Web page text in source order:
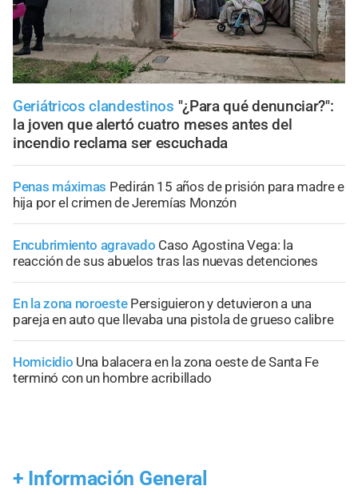
Geriátricos clandestinos "¿Para qué denunciar?":
la joven que alertó cuatro meses antes del
incendio reclama ser escuchada
Penas máximas Pedirán 15 años de prisión para madre e
hija por el crimen de Jeremías Monzón
Encubrimiento agravado Caso Agostina Vega: la
reacción de sus abuelos tras las nuevas detenciones
En la zona noroeste Persiguieron y detuvieron a una
pareja en auto que llevaba una pistola de grueso calibre
Homicidio Una balacera en la zona oeste de Santa Fe
terminó con un hombre acribillado
+ Información General